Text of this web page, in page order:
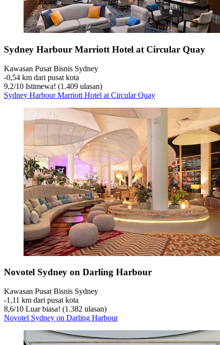
Sydney Harbour Marriott Hotel at Circular Quay
Kawasan Pusat Bisnis Sydney
‐0,54 km dari pusat kota
9,2/10 Istimewa! (1.409 ulasan)
Sydney Harbour Marriott Hotel at Circular Quay
Novotel Sydney on Darling Harbour
Kawasan Pusat Bisnis Sydney
‐1,11 km dari pusat kota
8,6/10 Luar biasa! (1.382 ulasan)
Novotel Sydney on Darling Harbour